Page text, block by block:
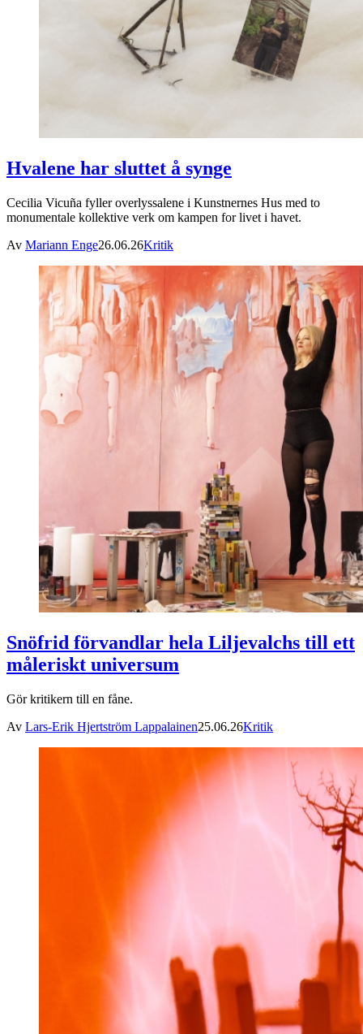
Hvalene har sluttet å synge
Cecilia Vicuña fyller overlyssalene i Kunstnernes Hus med to
monumentale kollektive verk om kampen for livet i havet.
Av Mariann Enge26.06.26Kritik
Snöfrid förvandlar hela Liljevalchs till ett
måleriskt universum
Gör kritikern till en fåne.
Av Lars-Erik Hjertström Lappalainen25.06.26Kritik